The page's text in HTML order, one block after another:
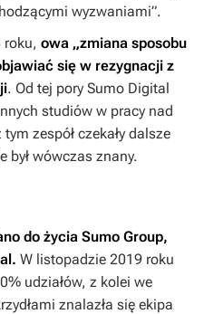
wyzwaniami”.
roku, owa „zmiana sposobu
się w rezygnacji z
. Od tej pory Sumo Digital
studiów w pracy nad
zespół czekały dalsze
był wówczas znany.
do życia Sumo Group,
W listopadzie 2019 roku
udziałów, z kolei we
znalazła się ekipa